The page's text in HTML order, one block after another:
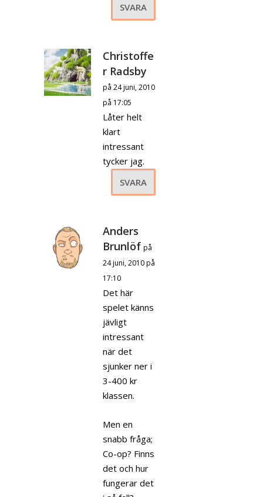
SVARA
Christoffe
r Radsby
på 24 juni, 2010
på 17:05
Låter helt
klart
intressant
tycker jag.
SVARA
Anders
Brunlöf på
24 juni, 2010 på
17:10
Det här
spelet känns
jävligt
intressant
när det
sjunker ner i
3-400 kr
klassen.
Men en
snabb fråga;
Co-op? Finns
det och hur
fungerar det